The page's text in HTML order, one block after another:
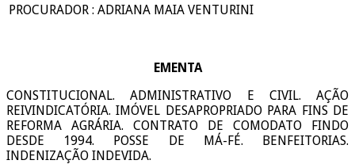
PROCURADOR : ADRIANA MAIA VENTURINI
EMENTA
CONSTITUCIONAL. ADMINISTRATIVO E CIVIL. AÇÃO
REIVINDICATÓRIA. IMÓVEL DESAPROPRIADO PARA FINS DE
REFORMA AGRÁRIA. CONTRATO DE COMODATO FINDO
DESDE 1994. POSSE DE MÁ-FÉ. BENFEITORIAS.
INDENIZAÇÃO INDEVIDA.